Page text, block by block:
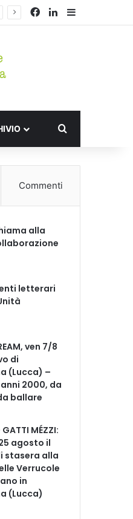
Facebook
LinkedIn
Commenti
alla
letterari
ven 7/8
di
(Lucca) –
2000, da
ballare
MÉZZI:
agosto il
stasera alla
Verrucole
in
(Lucca)